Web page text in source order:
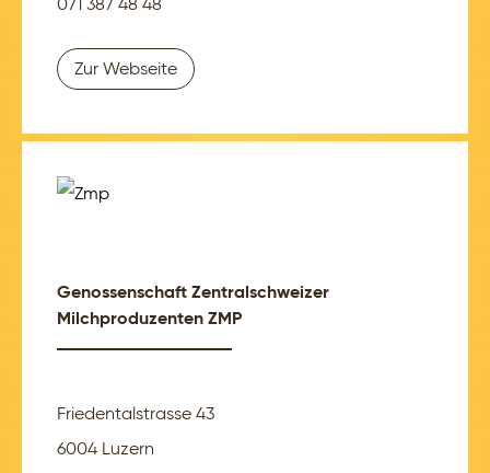
Zur Webseite
Genossenschaft Zentralschweizer
Milchproduzenten ZMP
Friedentalstrasse 43
6004 Luzern